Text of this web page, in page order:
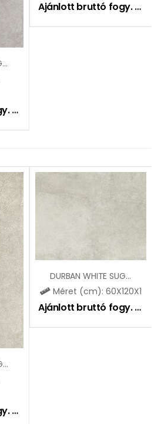
DURBAN SILVER SUGAR LAPPATO (SGR43)
Ajánlott bruttó fogy. ár:
Ajánlott bruttó fogy. ár:
DURBAN WHITE SUGAR LAPPATO (SGR42)
Ajánlott bruttó fogy. ár:
DURBAN WHITE SUGAR LAPPATO (SGR45)
Méret (cm): 60X120X1
Ajánlott bruttó fogy. ár: